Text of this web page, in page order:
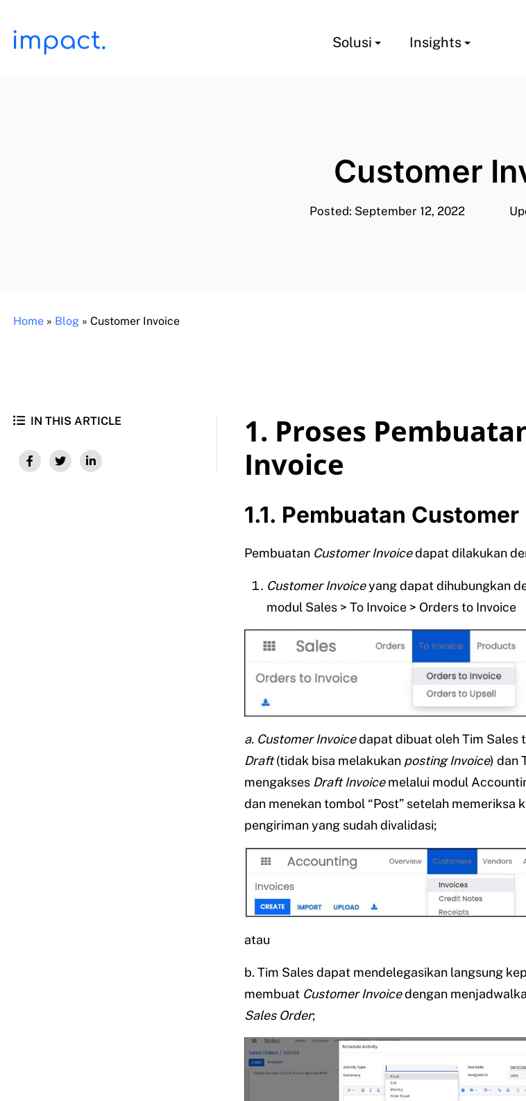
Solusi Insights
Customer
Posted: September 12, 2022
Home » Blog » Customer Invoice
IN THIS ARTICLE
1. Proses
Invoice
1.1. Pembuatan
Pembuatan Customer Invoicedapat dilakukan
Customer Invoiceyang dapat dihubungkan
modul Sales > To Invoice > Orders to Invoice
a. Customer Invoicedapat dibuat oleh Tim Sales
Draft(tidak bisa melakukan posting Invoice) dan
mengakses Draft Invoicemelalui modul
dan menekan tombol “Post” setelah memeriksa
pengiriman yang sudah divalidasi;
atau
b. Tim Sales dapat mendelegasikan langsung
membuat Customer Invoicedengan
Sales Order;